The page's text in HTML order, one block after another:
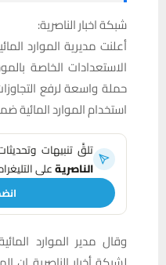
شبكة اخبار الناصرية:
أعلنت مديرية الموارد
الاستعدادات الخاصة
حملة واسعة لرفع
استخدام الموارد
تلقَّ تنبيهات
الناصريةعلى
وقال مدير الموارد